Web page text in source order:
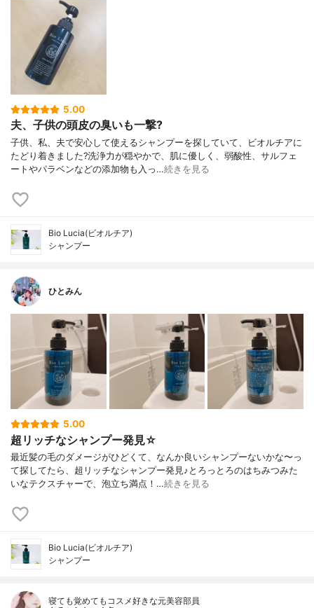
5.00
夫、子供の頭皮の臭いも一撃?
子供、私、夫で安心して使えるシャンプーを探していて、ビオルチアに
たどり着きました?洗浄力が穏やかで、肌に優しく、弱酸性、サルフェ
ートやパラベンなどの添加物も入っ…続きを見る
Bio Lucia(ビオルチア)
シャンプー
ひとみん
5.00
超リッチなシャンプー発見☆
最近髪の毛のダメージがひどくて、なんか良いシャンプーないかな〜っ
て探してたら、超リッチなシャンプー発見♪とろっとろのはちみつみた
いなテクスチャーで、泡立ち満点！…続きを見る
Bio Lucia(ビオルチア)
シャンプー
寝ても覚めてもコスメ好きな元美容部員